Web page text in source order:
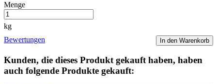
Menge
kg
In den Warenkorb
Bewertungen
Kunden, die dieses Produkt gekauft haben, haben
auch folgende Produkte gekauft: